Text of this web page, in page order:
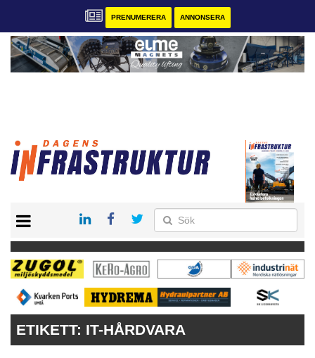
PRENUMERERA ANNONSERA
KONTAKT
VÅRA ANDRA MAGASIN
PRENUMERERA
ANNONSERA
ETIKETT: IT-HÅRDVARA